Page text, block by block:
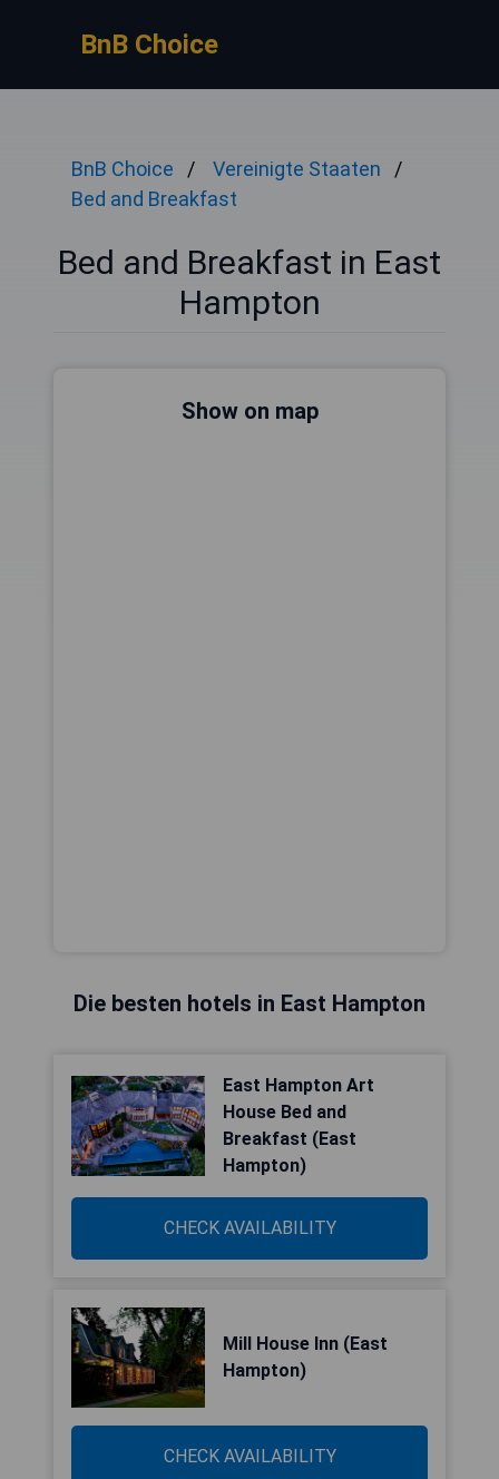
BnB Choice
BnB Choice
Vereinigte Staaten
Bed and Breakfast
Bed and Breakfast in East
Hampton
Show on map
Die besten hotels in East Hampton
East Hampton Art
House Bed and
Breakfast (East
Hampton)
CHECK AVAILABILITY
Mill House Inn (East
Hampton)
CHECK AVAILABILITY